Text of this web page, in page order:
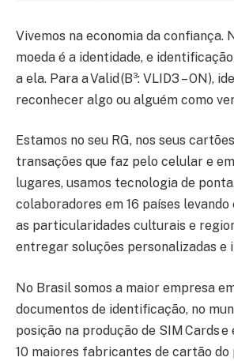
Vivemos na economia da confiança.
moeda é a identidade, e
a ela. Para a Valid (B³: VLID3 – ON),
reconhecer algo ou alguém como
Estamos no seu RG, nos seus
transações que faz pelo celular e
lugares, usamos tecnologia de
colaboradores em 16 países
as particularidades culturais e
entregar soluções personalizadas e
No Brasil somos a maior empresa
documentos de identificação, no
posição na produção de SIM Cards
10 maiores fabricantes de cartão do